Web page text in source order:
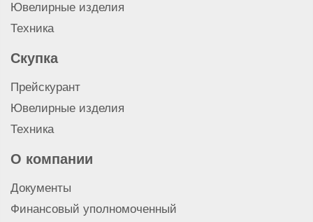
Продать перфоратор DeWalt
Продать перфоратор Hilti
Продать перфоратор Bosch
Продать перфоратор
Продать гайковерт
Продать монтажный пистолет
Продать отбойный молоток
Продать торцовочную пилу
Продать циркулярную пилу
Ювелирные изделия
Техника
Скупка
Прейскурант
Ювелирные изделия
Техника
О компании
Документы
Финансовый уполномоченный